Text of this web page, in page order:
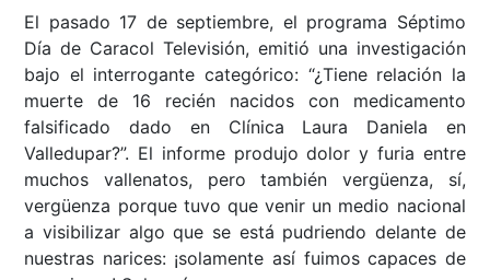
El pasado 17 de septiembre, el programa Séptimo
Día de Caracol Televisión, emitió una investigación
bajo el interrogante categórico: “¿Tiene relación la
muerte de 16 recién nacidos con medicamento
falsificado dado en Clínica Laura Daniela en
Valledupar?”. El informe produjo dolor y furia entre
muchos vallenatos, pero también vergüenza, sí,
vergüenza porque tuvo que venir un medio nacional
a visibilizar algo que se está pudriendo delante de
nuestras narices: ¡solamente así fuimos capaces de